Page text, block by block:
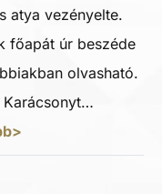
atya vezényelte.
főapát úr beszéde
olvasható.
Karácsonyt…